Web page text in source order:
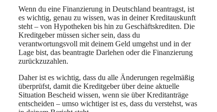
Wenn du eine Finanzierung in Deutschland beantragst, ist
es wichtig, genau zu wissen, was in deiner Kreditauskunft
steht – von Hypotheken bis hin zu Geschäftskrediten. Die
Kreditgeber müssen sicher sein, dass du
verantwortungsvoll mit deinem Geld umgehst und in der
Lage bist, das beantragte Darlehen oder die Finanzierung
zurückzuzahlen.
Daher ist es wichtig, dass du alle Änderungen regelmäßig
überprüfst, damit die Kreditgeber über deine aktuelle
Situation Bescheid wissen, wenn sie über Kreditanträge
entscheiden – umso wichtiger ist es, dass du verstehst, was